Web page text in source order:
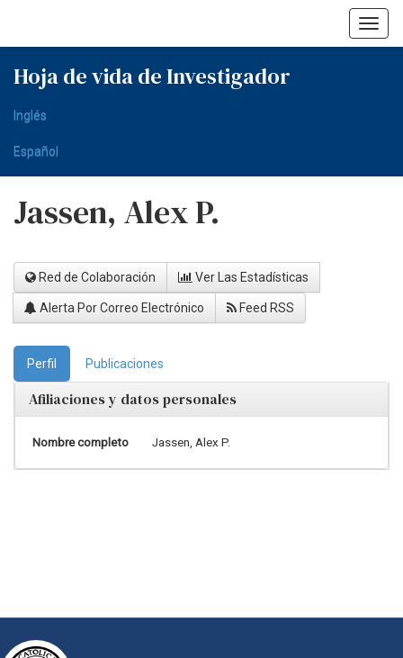
Hoja de vida de Investigador
Inglés
Español
Jassen, Alex P.
Red de Colaboración Ver Las Estadísticas
Alerta Por Correo Electrónico Feed RSS
Perfil Publicaciones
Afiliaciones y datos personales
Nombre completo Jassen, Alex P.